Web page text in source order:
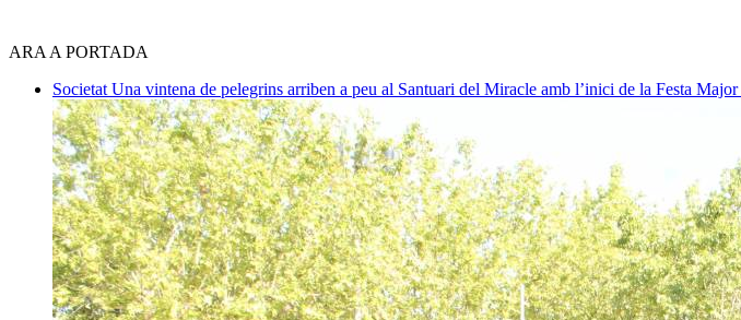
ARA A PORTADA
Societat Una vintena de pelegrins arriben a peu al Santuari del Miracle amb l’inici de la Festa Major